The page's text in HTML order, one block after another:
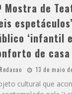
Mostra de
‘infantil
de casa
Redacao 13 de maio
cultural que